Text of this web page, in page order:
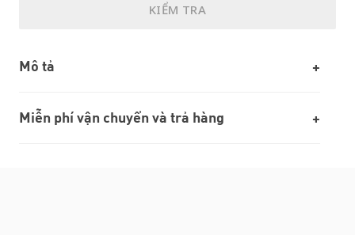
KIỂM TRA
Mô tả
Miễn phí vận chuyển và trả hàng